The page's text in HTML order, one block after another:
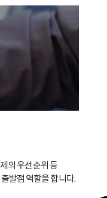
의 우선순위 등
발점 역할을 합니다.